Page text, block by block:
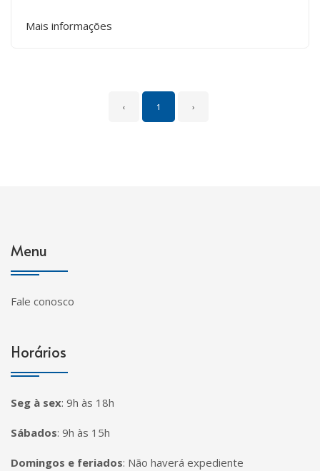
Mais informações
‹ 1 ›
Menu
Fale conosco
Horários
Seg à sex: 9h às 18h
Sábados: 9h às 15h
Domingos e feriados: Não haverá expediente